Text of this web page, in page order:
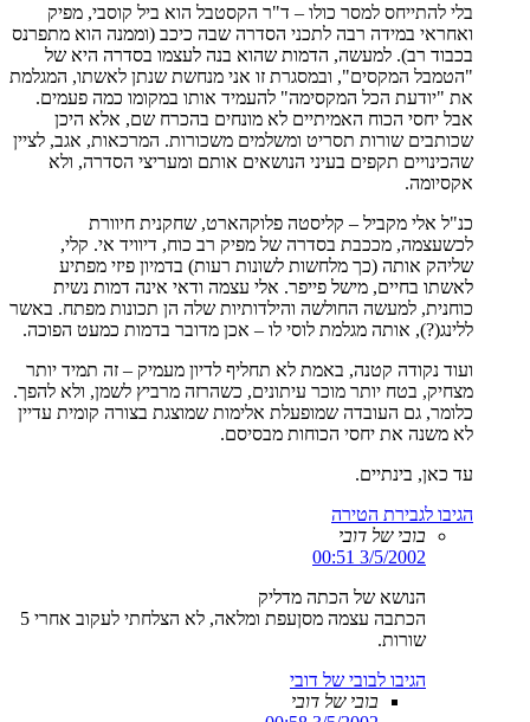
בלי להתייחס למסר כולו – ד"ר הקסטבל הוא ביל קוסבי, מפיק
ואחראי במידה רבה לתכני הסדרה שבה כיכב (וממנה הוא מתפרנס
בכבוד רב). למעשה, הדמות שהוא בנה לעצמו בסדרה היא של
"הטמבל המקסים", ובמסגרת זו אני מנחשת שנתן לאשתו, המגלמת
את "יודעת הכל המקסימה" להעמיד אותו במקומו כמה פעמים.
אבל יחסי הכוח האמיתיים לא מונחים בהכרח שם, אלא היכן
שכותבים שורות תסריט ומשלמים משכורות. המרכאות, אגב, לציין
שהכינויים תקפים בעיני הנושאים אותם ומעריצי הסדרה, ולא
אקסיומה.
כנ"ל אלי מקביל – קליסטה פלוקהארט, שחקנית חיוורת
לכשעצמה, מככבת בסדרה של מפיק רב כוח, דיוויד אי. קלי,
שליהק אותה (כך מלחשות לשונות רעות) בדמיון פיזי מפתיע
לאשתו בחיים, מישל פייפר. אלי עצמה ודאי אינה דמות נשית
כוחנית, למעשה החולשה והילדותיות שלה הן תכונות מפתח. באשר
ללינג(?), אותה מגלמת לוסי לו – אכן מדובר בדמות כמעט הפוכה.
ועוד נקודה קטנה, באמת לא תחליף לדיון מעמיק – זה תמיד יותר
מצחיק, בטח יותר מוכר עיתונים, כשהרזה מרביץ לשמן, ולא להפך.
כלומר, גם העובדה שמופעלת אלימות שמוצגת בצורה קומית עדיין
לא משנה את יחסי הכוחות מבסיסם.
עד כאן, בינתיים.
הגיבו לגבירת הטירה
בובי של דובי
3/5/2002 00:51
הנושא של הכתה מדליק
הכתבה עצמה מסןעפת ומלאה, לא הצלחתי לעקוב אחרי 5
שורות.
הגיבו לבובי של דובי
בובי של דובי